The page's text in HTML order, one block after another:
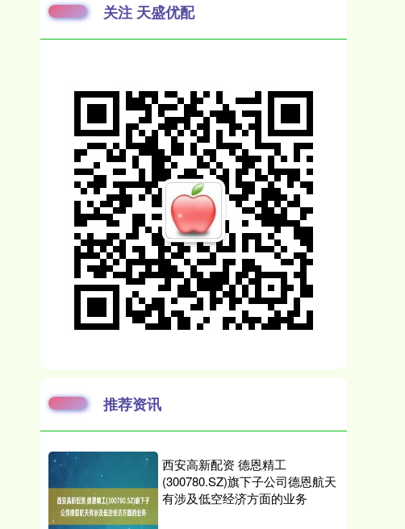
关注 天盛优配
推荐资讯
西安高新配资 德恩精工
(300780.SZ)旗下子公司德恩航天
有涉及低空经济方面的业务